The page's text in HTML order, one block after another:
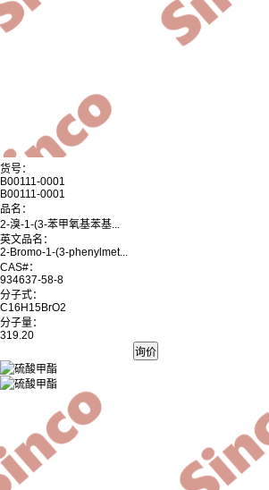
货号：
B00111-0001
B00111-0001
品名：
2-溴-1-(3-苯甲氧基苯基...
英文品名：
2-Bromo-1-(3-phenylmet...
CAS#：
934637-58-8
分子式：
C16H15BrO2
分子量：
319.20